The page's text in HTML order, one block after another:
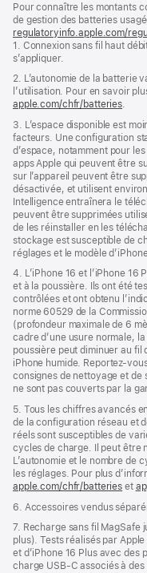
de
page
de
bas
de
page
Pour connaître les montants
de gestion des batteries
regulatoryinfo.apple.com/
1. Connexion sans fil haut
s’appliquer.
2. L’autonomie de la batterie
l’utilisation. Pour en savoir
apple.com/chfr/batteries.
3. L’espace disponible est
facteurs. Une configuration
d’espace, notamment pour
apps Apple qui peuvent être
sur l’appareil peuvent être
désactivée, et utilisent environ
Intelligence entraînera le
peuvent être supprimées
de les réinstaller en les
stockage est susceptible de
réglages et le modèle
4. L’iPhone 16 et l’iPhone 16
et à la poussière. Ils ont été
contrôlées et ont obtenu
norme 60529 de la
(profondeur maximale de 6
cadre d’une usure normale,
poussière peut diminuer au fil
iPhone humide.
consignes de nettoyage et de
ne sont pas couverts par la
5. Tous les chiffres avancés
de la configuration réseau et
réels sont susceptibles de
cycles de charge. Il peut être
L’autonomie et le nombre de
les réglages. Pour plus
apple.com/chfr/batteries et
6. Accessoires vendus
7. Recharge sans fil MagSafe
plus). Tests réalisés par
et d’iPhone 16 Plus avec
charge USB‑C associés à